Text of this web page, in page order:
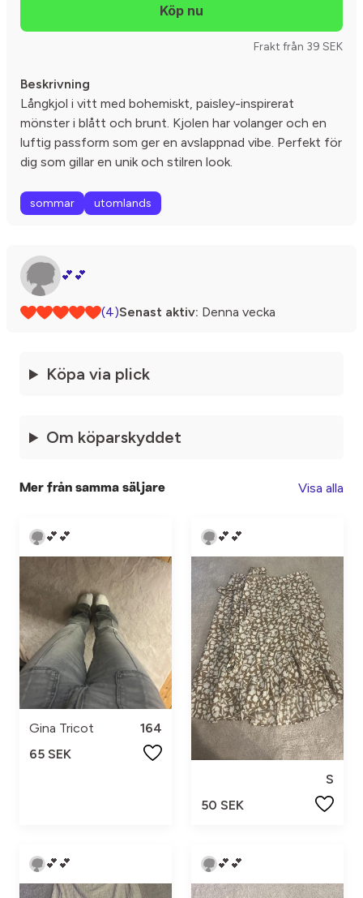
Frakt från 39 SEK
Beskrivning
Långkjol i vitt med bohemiskt, paisley-inspirerat
mönster i blått och brunt. Kjolen har volanger och en
luftig passform som ger en avslappnad vibe. Perfekt för
dig som gillar en unik och stilren look.
sommar utomlands
💕💕
(4)Senast aktiv: Denna vecka
Köpa via plick
Om köparskyddet
Mer från samma säljare Visa alla
💕💕
Gina Tricot
164
65 SEK
💕💕
S
50 SEK
💕💕 💕💕